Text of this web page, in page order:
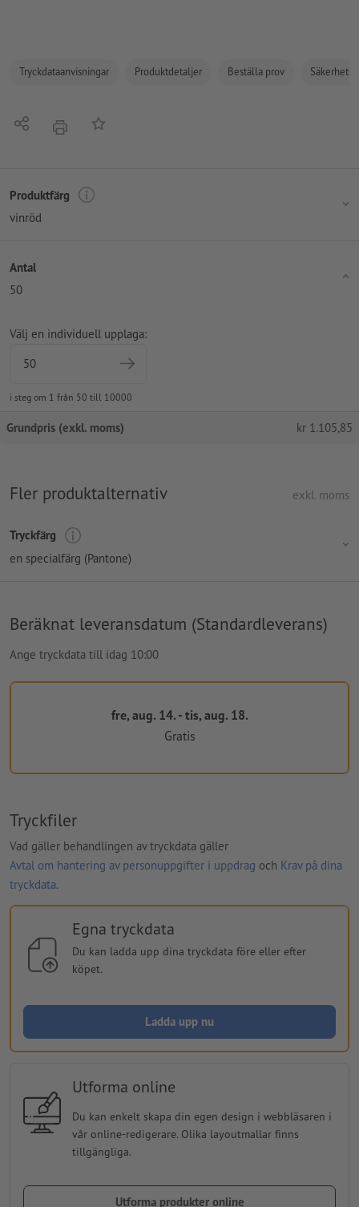
Tryckdataanvisningar Produktdetaljer Beställa prov
Dela erbjudandePå anteckningslistan
Produktfärg
vinröd
Antal
50
Välj en individuell upplaga:
i steg om 1 från 50 till 10000
Grundpris (exkl. moms) kr 1.105,85
Fler produktalternativ exkl. moms
Tryckfärg
en specialfärg (Pantone)
Beräknat leveransdatum (Standardleverans)
Ange tryckdata till idag 10:00
fre, aug. 14. - tis, aug. 18.
Gratis
Tryckfiler
Vad gäller behandlingen av tryckdata gäller
Avtal om hantering av personuppgifter i uppdrag och Krav på dina
tryckdata.
Egna tryckdata
Du kan ladda upp dina tryckdata före eller efter
köpet.
Ladda upp nu
Utforma online
Du kan enkelt skapa din egen design i webbläsaren i
vår online-redigerare. Olika layoutmallar finns
tillgängliga.
Utforma produkter online